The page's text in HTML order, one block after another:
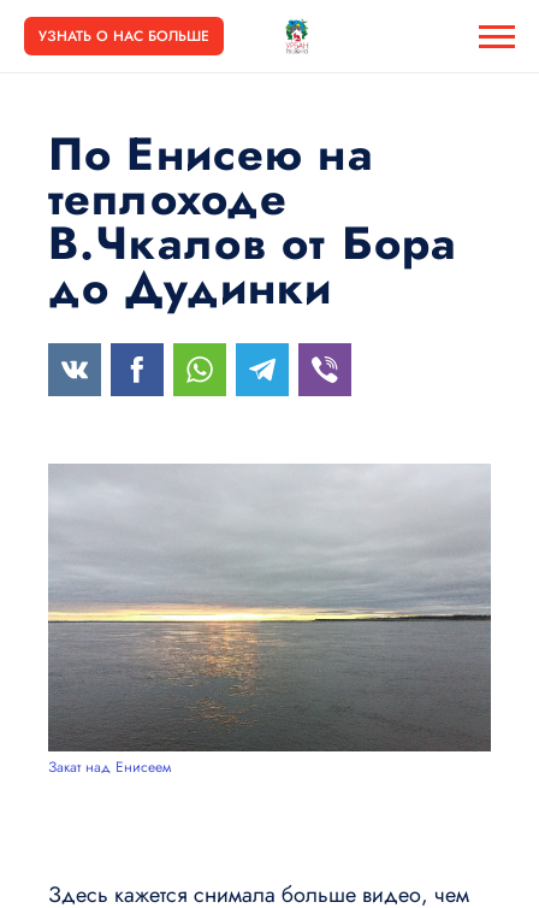
УЗНАТЬ О НАС БОЛЬШЕ
По Енисею на
теплоходе
В.Чкалов от Бора
до Дудинки
Закат над Енисеем
Здесь кажется снимала больше видео, чем